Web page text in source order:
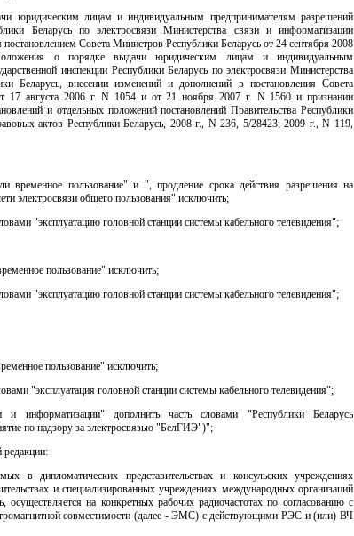
юридическим лицам и индивидуальным предпринимателям разрешений
Беларусь по электросвязи Министерства связи и информатизации
Совета Министров Республики Беларусь от 24 сентября 2008
о порядке выдачи юридическим лицам и индивидуальным
инспекции Республики Беларусь по электросвязи Министерства
Беларусь, внесении изменений и дополнений в постановления Совета
17 августа 2006 г. N 1054 и от 21 ноября 2007 г. N 1560 и признании
и отдельных положений постановлений Правительства Республики
актов Республики Беларусь, 2008 г., N 236, 5/28423; 2009 г., N 119,
временное пользование" и ", продление срока действия разрешения на
электросвязи общего пользования" исключить;
"эксплуатацию головной станции системы кабельного телевидения";
пользование" исключить;
"эксплуатацию головной станции системы кабельного телевидения";
пользование" исключить;
"эксплуатация головной станции системы кабельного телевидения";
и информатизации" дополнить часть словами "Республики Беларусь
по надзору за электросвязью "БелГИЭ")";
редакции:
в дипломатических представительствах и консульских учреждениях
и специализированных учреждениях международных организаций
осуществляется на конкретных рабочих радиочастотах по согласованию с
совместимости (далее - ЭМС) с действующими РЭС и (или) ВЧ